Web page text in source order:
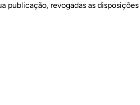
publicação, revogadas as